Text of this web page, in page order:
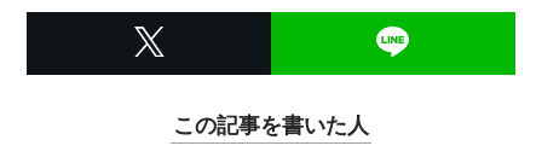
この記事を書いた人